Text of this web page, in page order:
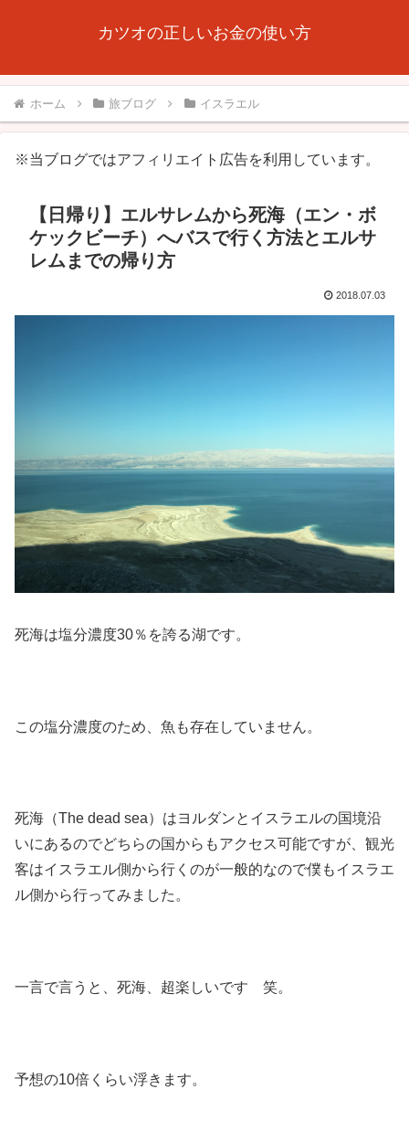
カツオの正しいお金の使い方
ホーム 旅ブログ イスラエル
※当ブログではアフィリエイト広告を利用しています。
【日帰り】エルサレムから死海（エン・ボ
ケックビーチ）へバスで行く方法とエルサ
レムまでの帰り方
2018.07.03
死海は塩分濃度30％を誇る湖です。
この塩分濃度のため、魚も存在していません。
死海（The dead sea）はヨルダンとイスラエルの国境沿
いにあるのでどちらの国からもアクセス可能ですが、観光
客はイスラエル側から行くのが一般的なので僕もイスラエ
ル側から行ってみました。
一言で言うと、死海、超楽しいです 笑。
予想の10倍くらい浮きます。